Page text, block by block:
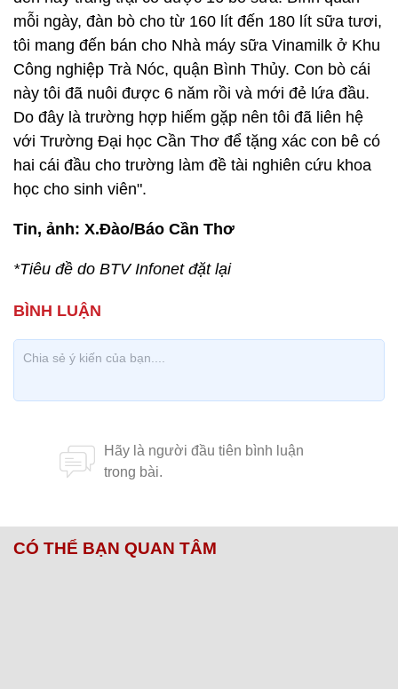
mỗi ngày, đàn bò cho từ 160 lít đến 180 lít sữa tươi,
tôi mang đến bán cho Nhà máy sữa Vinamilk ở Khu
Công nghiệp Trà Nóc, quận Bình Thủy. Con bò cái
này tôi đã nuôi được 6 năm rồi và mới đẻ lứa đầu.
Do đây là trường hợp hiếm gặp nên tôi đã liên hệ
với Trường Đại học Cần Thơ để tặng xác con bê có
hai cái đầu cho trường làm đề tài nghiên cứu khoa
học cho sinh viên".
Tin, ảnh: X.Đào/Báo Cần Thơ
*Tiêu đề do BTV Infonet đặt lại
CÓ THỂ BẠN QUAN TÂM